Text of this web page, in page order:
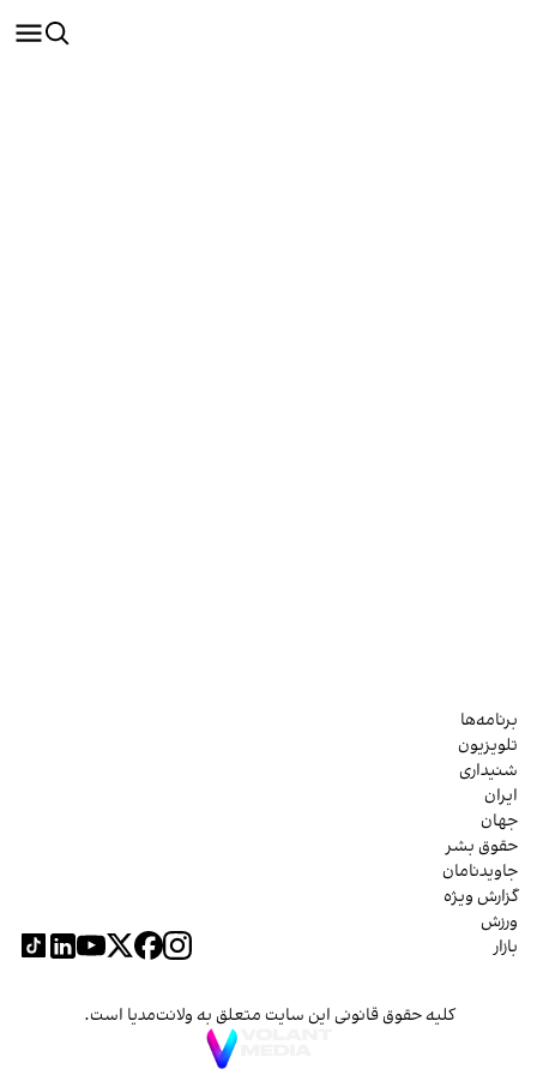
برنامه‌ها
تلویزیون
شنیداری
ایران
جهان
حقوق بشر
جاویدنامان
گزارش ویژه
ورزش
بازار
کلیه حقوق قانونی این سایت متعلق به ولانت‌مدیا است.